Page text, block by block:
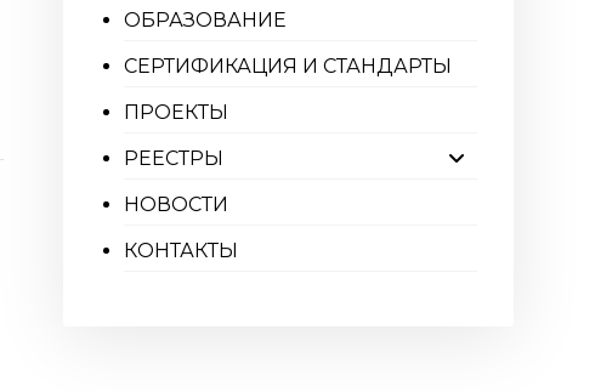
ОБРАЗОВАНИЕ
СЕРТИФИКАЦИЯ И СТАНДАРТЫ
ПРОЕКТЫ
РЕЕСТРЫ
НОВОСТИ
КОНТАКТЫ